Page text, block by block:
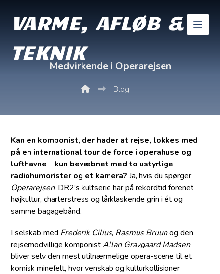
VARME, AFLØB &
TEKNIK
Medvirkende i Operarejsen
Blog
Kan en komponist, der hader at rejse, lokkes med
på en international tour de force i operahuse og
lufthavne – kun bevæbnet med to ustyrlige
radiohumorister og et kamera? Ja, hvis du spørger
Operarejsen. DR2’s kultserie har på rekordtid forenet
højkultur, charterstress og lårklaskende grin i ét og
samme bagagebånd.
I selskab med Frederik Cilius, Rasmus Bruunog den
rejsemodvillige komponistAllan Gravgaard Madsen
bliver selv den mest utilnærmelige opera-scene til et
komisk minefelt, hvor venskab og kulturkollisioner